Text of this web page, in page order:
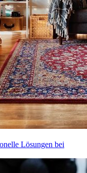
Lösungen bei